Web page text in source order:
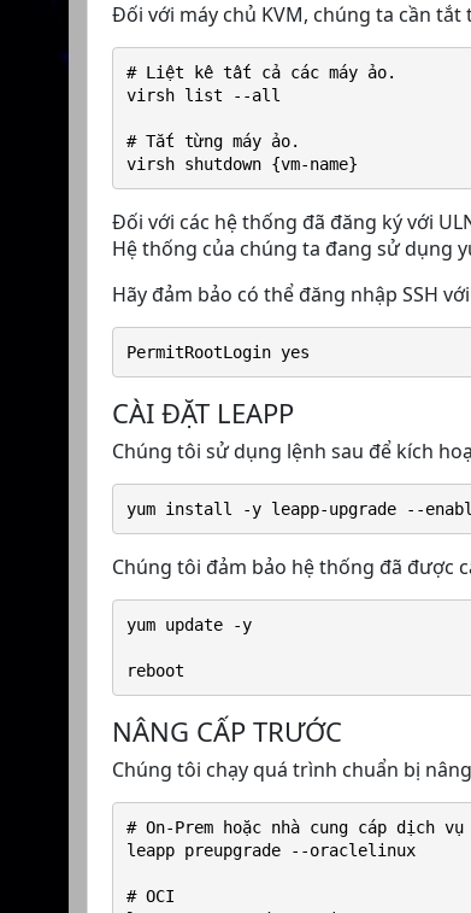
Đối với máy chủ KVM, chúng ta cần tắt
# Liệt kê tất cả các máy ảo.
virsh list --all
# Tắt từng máy ảo.
virsh shutdown {vm-name}
Đối với các hệ thống đã đăng ký với
Hệ thống của chúng ta đang sử dụng
Hãy đảm bảo có thể đăng nhập SSH
PermitRootLogin yes
CÀI ĐẶT LEAPP
Chúng tôi sử dụng lệnh sau để kích
yum install -y leapp-upgrade --
Chúng tôi đảm bảo hệ thống đã được
yum update -y
reboot
NÂNG CẤP TRƯỚC
Chúng tôi chạy quá trình chuẩn bị
# On-Prem hoặc nhà cung cáp dịch vụ
leapp preupgrade --oraclelinux
# OCI